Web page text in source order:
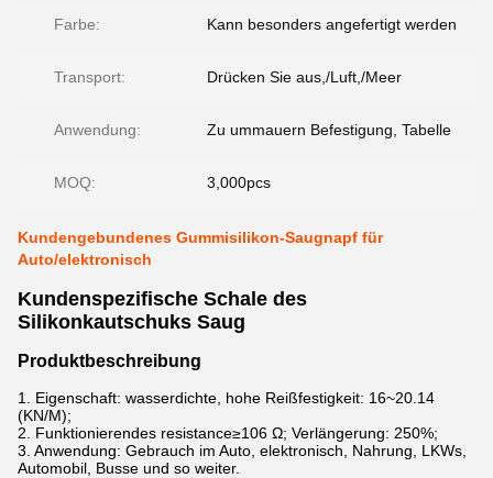
Farbe: Kann besonders angefertigt werden
Transport: Drücken Sie aus,/Luft,/Meer
Anwendung: Zu ummauern Befestigung, Tabelle
MOQ: 3,000pcs
Kundengebundenes Gummisilikon-Saugnapf für
Auto/elektronisch
Kundenspezifische Schale des
Silikonkautschuks Saug
Produktbeschreibung
1. Eigenschaft: wasserdichte, hohe Reißfestigkeit: 16~20.14
(KN/M);
2. Funktionierendes resistance≥106 Ω; Verlängerung: 250%;
3. Anwendung: Gebrauch im Auto, elektronisch, Nahrung, LKWs,
Automobil, Busse und so weiter.